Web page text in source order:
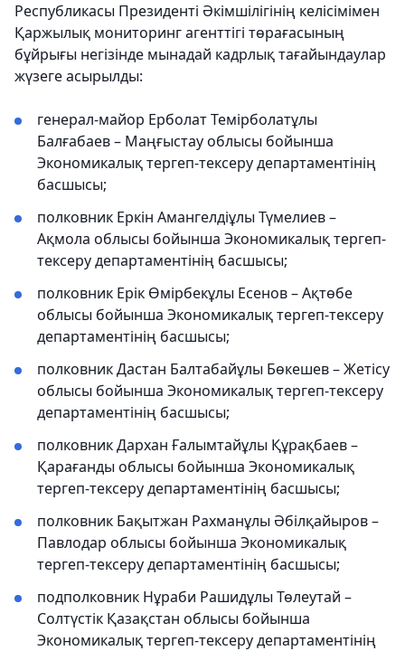
Республикасы Президенті Әкімшілігінің келісімімен
Қаржылық мониторинг агенттігі төрағасының
бұйрығы негізінде мынадай кадрлық тағайындаулар
жүзеге асырылды:
генерал-майор Ерболат Темірболатұлы
Балғабаев – Маңғыстау облысы бойынша
Экономикалық тергеп-тексеру департаментінің
басшысы;
полковник Еркін Амангелдіұлы Түмелиев –
Ақмола облысы бойынша Экономикалық тергеп-
тексеру департаментінің басшысы;
полковник Ерік Өмірбекұлы Есенов – Ақтөбе
облысы бойынша Экономикалық тергеп-тексеру
департаментінің басшысы;
полковник Дастан Балтабайұлы Бөкешев – Жетісу
облысы бойынша Экономикалық тергеп-тексеру
департаментінің басшысы;
полковник Дархан Ғалымтайұлы Құрақбаев –
Қарағанды облысы бойынша Экономикалық
тергеп-тексеру департаментінің басшысы;
полковник Бақытжан Рахманұлы Әбілқайыров –
Павлодар облысы бойынша Экономикалық
тергеп-тексеру департаментінің басшысы;
подполковник Нұраби Рашидұлы Төлеутай –
Солтүстік Қазақстан облысы бойынша
Экономикалық тергеп-тексеру департаментінің